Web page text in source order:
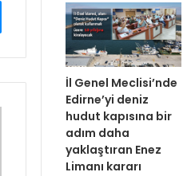
İl Genel Meclisi’nde
Edirne’yi deniz
hudut kapısına bir
adım daha
yaklaştıran Enez
Limanı kararı